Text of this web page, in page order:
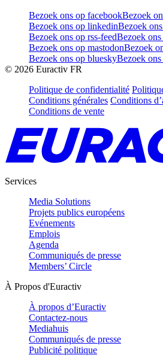
Bezoek ons op facebookBezoek
Bezoek ons op linkedinBezoek
Bezoek ons op rss-feedBezoek
Bezoek ons op mastodonBezoek
Bezoek ons op blueskyBezoek
© 2026 Euractiv FR
Politique de confidentialité
Conditions générales Conditions
Conditions de vente
Services
Media Solutions
Projets publics européens
Evénements
Emplois
Agenda
Communiqués de presse
Members’ Circle
À Propos d'Euractiv
À propos d’Euractiv
Contactez-nous
Mediahuis
Communiqués de presse
Publicité politique